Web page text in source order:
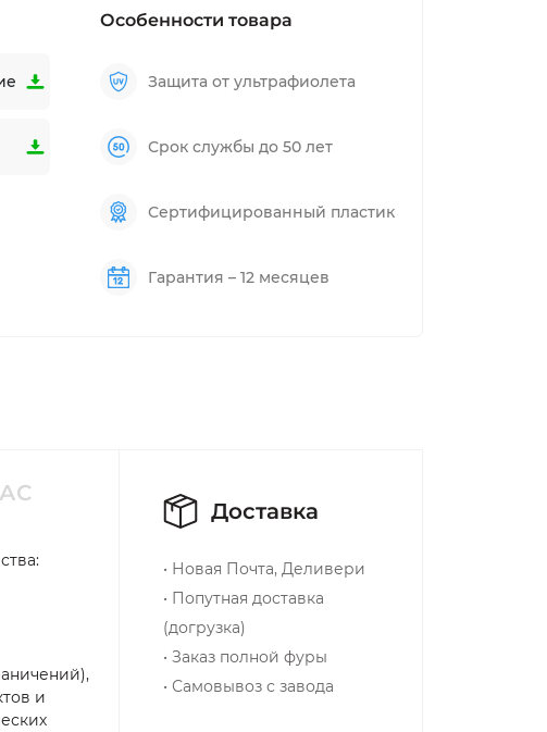
Особенности товара
Защита от ультрафиолета
Срок службы до 50 лет
Сертифицированный пластик
Гарантия – 12 месяцев
и
Доставка
• Новая Почта, Деливери
• Попутная доставка
(догрузка)
• Заказ полной фуры
• Самовывоз с завода